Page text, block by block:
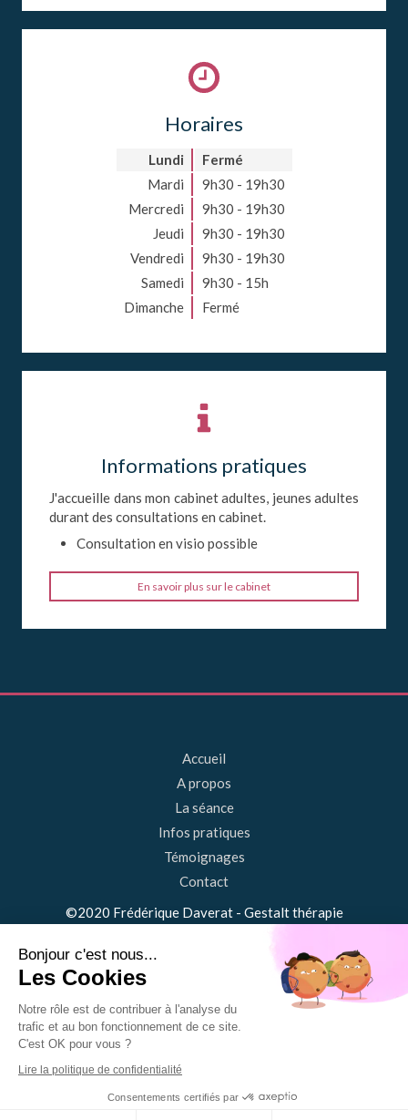
Horaires
Lundi
Fermé
Mardi
9h30 - 19h30
Mercredi
9h30 - 19h30
Jeudi
9h30 - 19h30
Vendredi
9h30 - 19h30
Samedi
9h30 - 15h
Dimanche
Fermé
Informations pratiques
J'accueille dans mon cabinet adultes, jeunes adultes
durant des consultations en cabinet.
Consultation en visio possible
En savoir plus sur le cabinet
Accueil
A propos
La séance
Infos pratiques
Témoignages
Contact
©2020 Frédérique Daverat - Gestalt thérapie
Création et référencement du site par Simplébo
Bonjour c'est nous...
Les Cookies
Notre rôle est de contribuer à l'analyse du
trafic et au bon fonctionnement de ce site.
C'est OK pour vous ?
Lire la politique de confidentialité
Consentements certifiés par